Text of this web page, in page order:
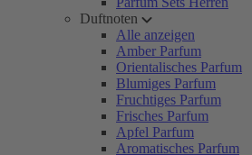
Duftnoten
Alle anzeigen
Amber Parfum
Orientalisches Parfum
Blumiges Parfum
Fruchtiges Parfum
Frisches Parfum
Apfel Parfum
Aromatisches Parfum